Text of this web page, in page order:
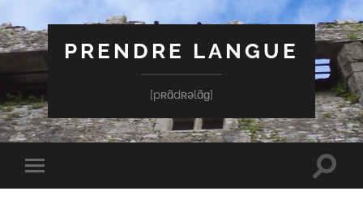
PRENDRE LANGUE
[pʀɑ̃dʀəlɑ̃ɡ]
Toggle
mobile
Toggle